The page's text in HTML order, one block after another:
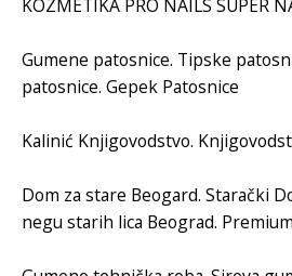
KOZMETIKA PRO NAILS SUPER
Gumene patosnice. Tipske
patosnice. Gepek Patosnice
Kalinić Knjigovodstvo.
Dom za stare Beogard. Starački
negu starih lica Beograd.